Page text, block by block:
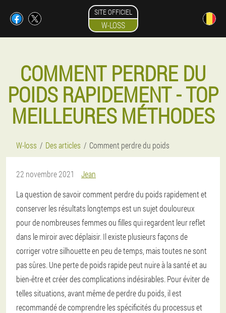
SITE OFFICIEL
W-LOSS
COMMENT PERDRE DU
POIDS RAPIDEMENT - TOP
MEILLEURES MÉTHODES
W-loss Des articles Comment perdre du poids
22 novembre 2021
Jean
La question de savoir comment perdre du poids rapidement et
conserver les résultats longtemps est un sujet douloureux
pour de nombreuses femmes ou filles qui regardent leur reflet
dans le miroir avec déplaisir. Il existe plusieurs façons de
corriger votre silhouette en peu de temps, mais toutes ne sont
pas sûres. Une perte de poids rapide peut nuire à la santé et au
bien-être et créer des complications indésirables. Pour éviter de
telles situations, avant même de perdre du poids, il est
recommandé de comprendre les spécificités du processus et